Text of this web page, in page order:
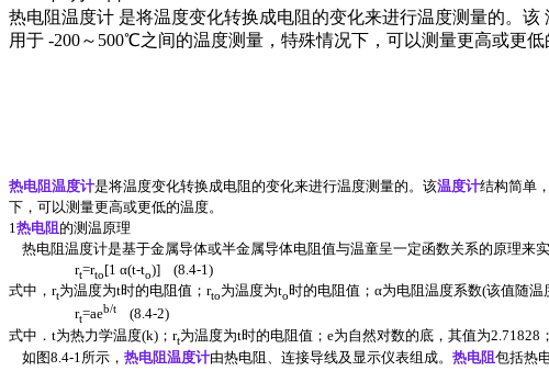
热电阻温度计 是将温度变化转换成电阻的变化来进行温度测量的。
用于 -200～500℃之间的温度测量，特殊情况下，可以测量更高或更低
热电阻温度计是将温度变化转换成电阻的变化来进行温度测量的。该温度计结构简单
下，可以测量更高或更低的温度。
1 热电阻 的测温原理
热电阻温度计是基于金属导体或半金属导体电阻值与温童呈一定函数关系的原理来
rt=rto[1 α(t-to)] (8.4-1)
式中，rt为温度为t时的电阻值；rto为温度为to时的电阻值；α为电阻温度系数(该值随
rt=aeb/t
(8.4-2)
式中．t为热力学温度(k)；rt为温度为t时的电阻值；e为自然对数的底，其值为2.71828
如图8.4-1所示， 热电阻温度计由热电阻、连接导线及显示仪表组成。 热电阻包括热